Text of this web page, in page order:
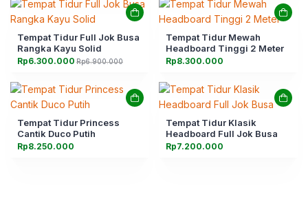
Tempat Tidur Full Jok Busa
Rangka Kayu Solid
Rp6.900.000
Harga
adalah:
Rp6.900.000.
Rp6.300.000
Harga
ini
adalah:
Rp6.300.000.
Tempat Tidur Mewah
Headboard Tinggi 2 Meter
Rp8.300.000
Tempat Tidur Princess
Cantik Duco Putih
Rp8.250.000
Tempat Tidur Klasik
Headboard Full Jok Busa
Rp7.200.000